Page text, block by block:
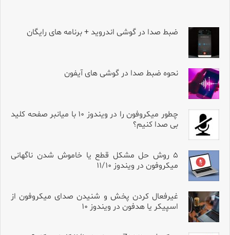
ضبط صدا در گوشی اندروید + برنامه های رایگان
نحوه ضبط صدا در گوشی های آیفون
چطور میکروفون را در ویندوز ۱۰ با میانبر صفحه کلید
بی صدا کنیم؟
۵ روش حل مشکل قطع یا خاموش شدن ناگهانی
میکروفون در ویندوز ۱۱/۱۰
غیرفعال کردن پخش و شنیدن صدای میکروفون از
اسپیکر یا هدفون در ویندوز ۱۰